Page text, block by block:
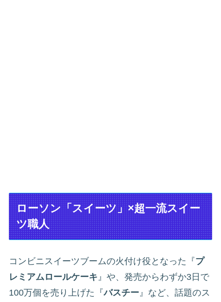
ローソン「スイーツ」×超一流スイー
ツ職人
コンビニスイーツブームの火付け役となった『プ
レミアムロールケーキ』や、発売からわずか3日で
100万個を売り上げた『バスチー』など、話題のス